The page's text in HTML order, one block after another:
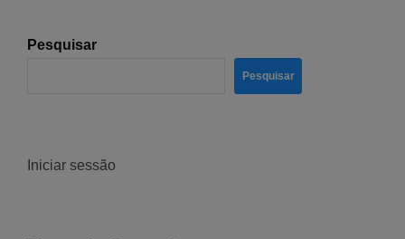
Pesquisar
Pesquisar
Iniciar sessão